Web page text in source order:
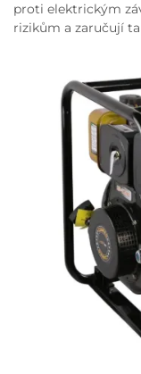
proti elektrickým
rizikům a zaručují